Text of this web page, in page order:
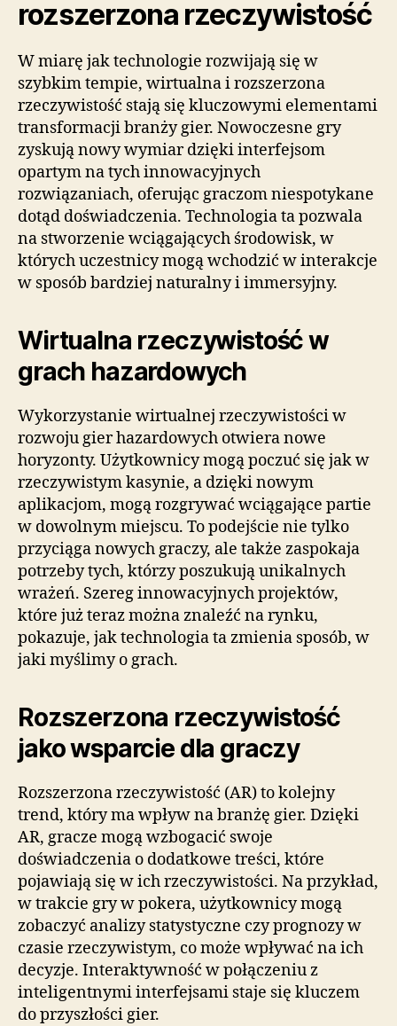
rozszerzona rzeczywistość
W miarę jak technologie rozwijają się w
szybkim tempie, wirtualna i rozszerzona
rzeczywistość stają się kluczowymi elementami
transformacji branży gier. Nowoczesne gry
zyskują nowy wymiar dzięki interfejsom
opartym na tych innowacyjnych
rozwiązaniach, oferując graczom niespotykane
dotąd doświadczenia. Technologia ta pozwala
na stworzenie wciągających środowisk, w
których uczestnicy mogą wchodzić w interakcje
w sposób bardziej naturalny i immersyjny.
Wirtualna rzeczywistość w
grach hazardowych
Wykorzystanie wirtualnej rzeczywistości w
rozwoju gier hazardowych otwiera nowe
horyzonty. Użytkownicy mogą poczuć się jak w
rzeczywistym kasynie, a dzięki nowym
aplikacjom, mogą rozgrywać wciągające partie
w dowolnym miejscu. To podejście nie tylko
przyciąga nowych graczy, ale także zaspokaja
potrzeby tych, którzy poszukują unikalnych
wrażeń. Szereg innowacyjnych projektów,
które już teraz można znaleźć na rynku,
pokazuje, jak technologia ta zmienia sposób, w
jaki myślimy o grach.
Rozszerzona rzeczywistość
jako wsparcie dla graczy
Rozszerzona rzeczywistość (AR) to kolejny
trend, który ma wpływ na branżę gier. Dzięki
AR, gracze mogą wzbogacić swoje
doświadczenia o dodatkowe treści, które
pojawiają się w ich rzeczywistości. Na przykład,
w trakcie gry w pokera, użytkownicy mogą
zobaczyć analizy statystyczne czy prognozy w
czasie rzeczywistym, co może wpływać na ich
decyzje. Interaktywność w połączeniu z
inteligentnymi interfejsami staje się kluczem
do przyszłości gier.